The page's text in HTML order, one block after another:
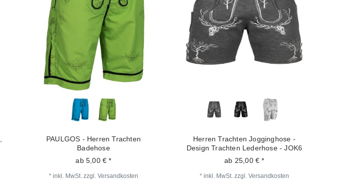
PAULGOS - Herren Trachten
Badehose
ab 5,00 € *
* inkl. MwSt. zzgl. Versandkosten
Herren Trachten Jogginghose -
Design Trachten Lederhose - JOK6
ab 25,00 € *
* inkl. MwSt. zzgl. Versandkosten